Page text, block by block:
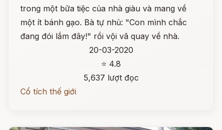
trong một bữa tiệc của nhà giàu và mang về
một ít bánh gạo. Bà tự nhủ: "Con mình chắc
đang đói lắm đây!" rồi vội vã quay về nhà.
20-03-2020
⭐ 4.8
5,637 lượt đọc
Cổ tích thế giới